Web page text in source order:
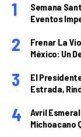
Semana
Eventos
Frenar La
México: Un
El
Estrada,
Avril
Michoacano